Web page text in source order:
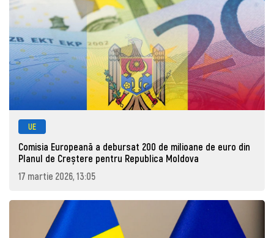
UE
Comisia Europeană a debursat 200 de milioane de euro din
Planul de Creștere pentru Republica Moldova
17 martie 2026, 13:05